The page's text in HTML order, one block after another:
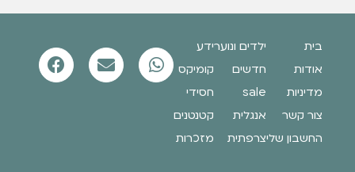
בית
אודות
מדיניות
צור קשר
החשבון שלי
ילדים ונוער
חדשים
sale
אנגלית
צרפתית
ידע
קומיקס
חסידי
קטנטנים
מזכרות